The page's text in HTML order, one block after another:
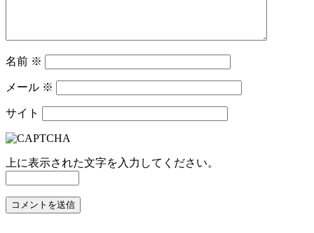
名前 ※
メール ※
サイト
上に表示された文字を入力してください。